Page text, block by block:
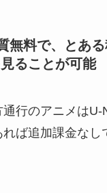
無料で、とあ
ることが可能
行のアニメはU-
ば追加課金なし